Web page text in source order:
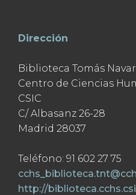
Dirección
Biblioteca Tomás
Centro de Ciencias
CSIC
C/ Albasanz 26-28
Madrid 28037
Teléfono: 91 602 27 75
http://